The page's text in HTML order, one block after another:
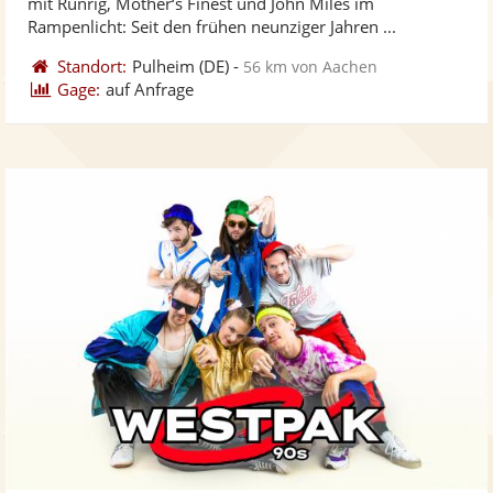
Rampenlicht: Seit den frühen neunziger Jahren ...
Standort: Pulheim (DE) - 56 km von Aachen
Gage: auf Anfrage